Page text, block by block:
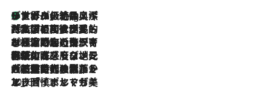
11 Hours Ago
リスボンの絶品スイーツ「パステル・デ・ナタ」とは？ポルトガル伝統の奥深い世界へ
2026.7.27
「私の祖国はポルトガル語です」国民的詩人フェルナンド・ペソアと、彼が愛した文学の街を歩く
2026.7.26
ポルトガル近海が育む極上の海の幸。キリリと冷えた白ワインと愉しむ、シーフード専門店の贅沢
2026.7.22
伝統の味をモダンに昇華。高感度な地元客が集う、リスボンの最旬ガストロノミー
2026.7.21
大航海時代の栄華から、震災、独裁、そして革命へ。ポルトガル・首都リスボンの石畳に刻まれた「歴史の光と影」
2026.7.13
エッセイ・ヤマザキマリ「慎ましくも美しき国 ポルトガル」